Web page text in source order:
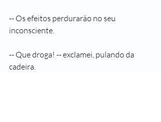
-- Os efeitos perdurarão no seu
inconsciente.
-- Que droga! -- exclamei, pulando da
cadeira.